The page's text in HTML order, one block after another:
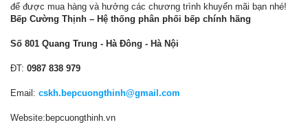
để được mua hàng và hưởng các chương trình khuyến mãi bạn nhé!
Bếp Cường Thịnh – Hệ thống phân phối bếp chính hãng
Số 801 Quang Trung - Hà Đông - Hà Nội
ĐT: 0987 838 979
Email: cskh.bepcuongthinh@gmail.com
Website:bepcuongthinh.vn